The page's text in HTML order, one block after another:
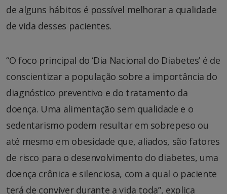
de alguns hábitos é possível melhorar a qualidade
de vida desses pacientes.
“O foco principal do ‘Dia Nacional do Diabetes’ é de
conscientizar a população sobre a importância do
diagnóstico preventivo e do tratamento da
doença. Uma alimentação sem qualidade e o
sedentarismo podem resultar em sobrepeso ou
até mesmo em obesidade que, aliados, são fatores
de risco para o desenvolvimento do diabetes, uma
doença crônica e silenciosa, com a qual o paciente
terá de conviver durante a vida toda”, explica